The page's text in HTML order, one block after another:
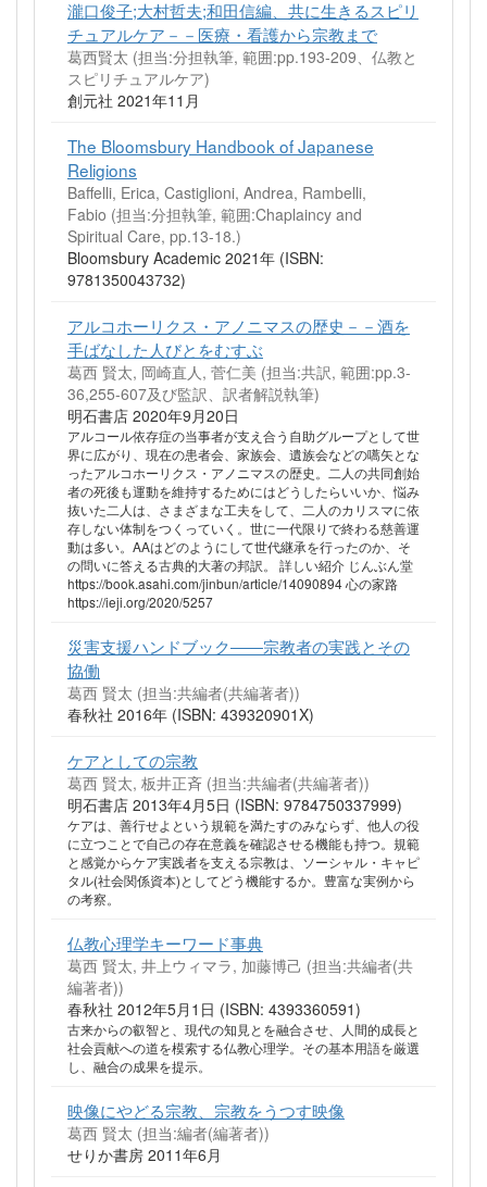
瀧口俊子;大村哲夫;和田信編、共に生きるスピリ
チュアルケア－－医療・看護から宗教まで
葛西賢太 (担当:分担執筆, 範囲:pp.193-209、仏教と
スピリチュアルケア)
創元社 2021年11月
The Bloomsbury Handbook of Japanese
Religions
Baffelli, Erica, Castiglioni, Andrea, Rambelli,
Fabio (担当:分担執筆, 範囲:Chaplaincy and
Spiritual Care, pp.13-18.)
Bloomsbury Academic 2021年 (ISBN:
9781350043732)
アルコホーリクス・アノニマスの歴史－－酒を
手ばなした人びとをむすぶ
葛西 賢太, 岡崎直人, 菅仁美 (担当:共訳, 範囲:pp.3-
36,255-607及び監訳、訳者解説執筆)
明石書店 2020年9月20日
アルコール依存症の当事者が支え合う自助グループとして世
界に広がり、現在の患者会、家族会、遺族会などの嚆矢とな
ったアルコホーリクス・アノニマスの歴史。二人の共同創始
者の死後も運動を維持するためにはどうしたらいいか、悩み
抜いた二人は、さまざまな工夫をして、二人のカリスマに依
存しない体制をつくっていく。世に一代限りで終わる慈善運
動は多い。AAはどのようにして世代継承を行ったのか、そ
の問いに答える古典的大著の邦訳。 詳しい紹介 じんぶん堂
https://book.asahi.com/jinbun/article/14090894 心の家路
https://ieji.org/2020/5257
災害支援ハンドブック――宗教者の実践とその
協働
葛西 賢太 (担当:共編者(共編著者))
春秋社 2016年 (ISBN: 439320901X)
ケアとしての宗教
葛西 賢太, 板井正斉 (担当:共編者(共編著者))
明石書店 2013年4月5日 (ISBN: 9784750337999)
ケアは、善行せよという規範を満たすのみならず、他人の役
に立つことで自己の存在意義を確認させる機能も持つ。規範
と感覚からケア実践者を支える宗教は、ソーシャル・キャピ
タル(社会関係資本)としてどう機能するか。豊富な実例から
の考察。
仏教心理学キーワード事典
葛西 賢太, 井上ウィマラ, 加藤博己 (担当:共編者(共
編著者))
春秋社 2012年5月1日 (ISBN: 4393360591)
古来からの叡智と、現代の知見とを融合させ、人間的成長と
社会貢献への道を模索する仏教心理学。その基本用語を厳選
し、融合の成果を提示。
映像にやどる宗教、宗教をうつす映像
葛西 賢太 (担当:編者(編著者))
せりか書房 2011年6月